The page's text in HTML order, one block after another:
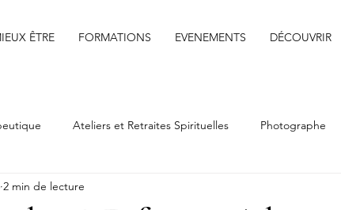
ÊTRE FORMATIONS EVENEMENTS DÉCOUVRIR
Ateliers et Retraites Spirituelles Photographe
Famille
2 min de lecture